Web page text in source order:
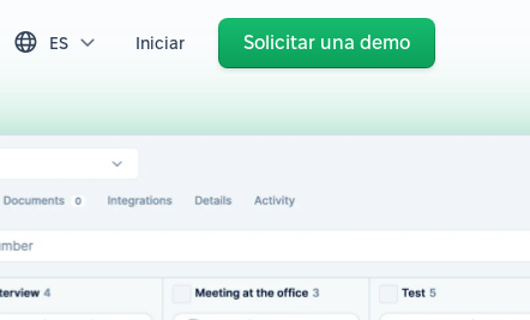
ES Iniciar Solicitar una demo